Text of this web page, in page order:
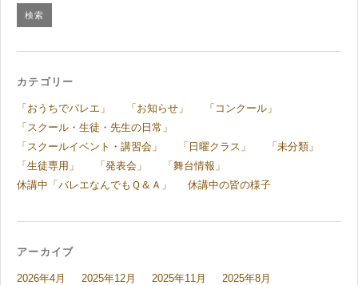
カテゴリー
「おうちでバレエ」 「お知らせ」
「コンクール」
「スクール・生徒・先生の日常」
「スクールイベント・講習会」
「日曜クラス」
「未分類」
「生徒専用」
「発表会」
「舞台情報」
休講中「バレエなんでもＱ＆Ａ」
休講中の皆の様子
アーカイブ
2026年4月 2025年12月 2025年11月
2025年8月